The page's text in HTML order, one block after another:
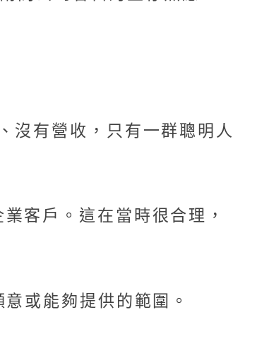
沒有營收，只有一群聰明人
客戶。這在當時很合理，
或能夠提供的範圍。